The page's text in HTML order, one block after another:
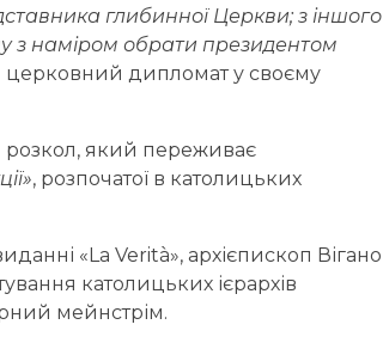
глибинної Церкви; з іншого
з наміром обрати президентом
дипломат у своєму
розкол, який переживає
, розпочатої в католицьких
«La Verità», архієпископ Вігано
католицьких ієрархів
мейнстрім.